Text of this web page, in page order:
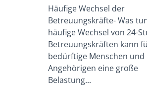
Häufige Wechsel der
Betreuungskräfte- Was
häufige Wechsel von 24-
Betreuungskräften kann
bedürftige Menschen und
Angehörigen eine große
Belastung...